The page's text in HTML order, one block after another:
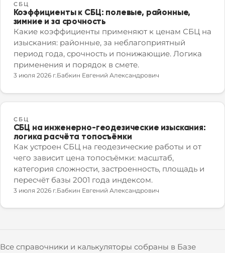
СБЦ
Коэффициенты к СБЦ: полевые, районные,
зимние и за срочность
Какие коэффициенты применяют к ценам СБЦ на
изыскания: районные, за неблагоприятный
период года, срочность и понижающие. Логика
применения и порядок в смете.
3 июля 2026 г.Бабкин Евгений Александрович
СБЦ
СБЦ на инженерно-геодезические изыскания:
логика расчёта топосъёмки
Как устроен СБЦ на геодезические работы и от
чего зависит цена топосъёмки: масштаб,
категория сложности, застроенность, площадь и
пересчёт базы 2001 года индексом.
3 июля 2026 г. Бабкин Евгений Александрович
Все справочники и калькуляторы собраны в Базе